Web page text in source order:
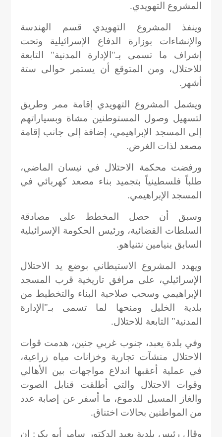
المشروع التهويدي.
وينفذ المشروع التهويدي قسم الهندسة
والإنشاءات بوزارة الدفاع الإسرائيلية وتحت
إشراف ما تسمى بـ"الإدارة المدنية" التابعة
للاحتلال، ومن المتوقع أن يستمر حوالى ستة
أشهر.
ويشمل المشروع التهويدي إقامة ممر وطريق
لتسهيل وصول المستوطنين مشاة وبسياراتهم
إلى المسجد الإبراهيمي، إضافة إلى جانب إقامة
مصعد لذات الغرض.
ورفضت محكمة الاحتلال في نيسان الماضي،
طلباً فلسطينياً بتجميد بناء مصعد كهربائي في
المسجد الإبراهيمي.
وسبق أن حصل المخطط على مصادقة
السلطات القضائية، ورئيس الحكومة الإسرائيلية
السابق بنيامين نتنياهو.
ويهدد المشروع الاستيطاني بوضع يد الاحتلال
الإسرائيلي، على مرافق تاريخية قرب المسجد
الإبراهيمي وسحب صلاحية البناء والتخطيط من
بلدية الخليل ومنحها لما تسمى بـ"الإدارة
المدنية" التابعة للاحتلال.
وفي بلدة يعبد، جنوب غربي جنين، هدمت قوات
الاحتلال منشآت تجارية وخزانات مياه زراعية،
في عملية أعقبها اندلاع مواجهات بين الأهالي
وقوات الاحتلال والتي أطلقت قنابل الصوت
والغاز المسيل للدموع، ما أسفر عن إصابة عدد
من المواطنين بحالات اختناق.
وقال رئيس بلدية يعبد الدكتور سامر أبو بكر: إن